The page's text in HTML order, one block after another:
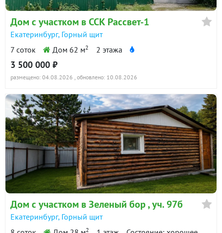
Дом с участком в ССК Рассвет-1
Екатеринбург, Горный щит
7 соток
Дом 62 м2 2 этажа
3 500 000 ₽
размещено: 04.08.2026 , обновлено: 10.08.2026
Дом с участком в Зеленый бор , уч. 97б
Екатеринбург, Горный щит
2